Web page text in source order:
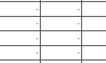
- -
- -
- -
- -